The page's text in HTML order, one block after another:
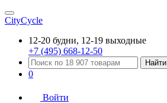
CityCycle
12-20 будни, 12-19 выходные
+7 (495) 668-12-50
Найти
0
Войти